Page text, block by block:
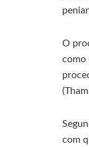
O
como
com